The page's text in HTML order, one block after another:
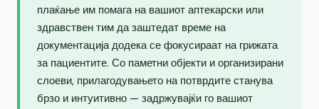
плаќање им помага на вашиот аптекарски или
здравствен тим да заштедат време на
документација додека се фокусираат на грижата
за пациентите. Со паметни објекти и организирани
слоеви, прилагодувањето на потврдите станува
брзо и интуитивно — задржувајќи го вашиот